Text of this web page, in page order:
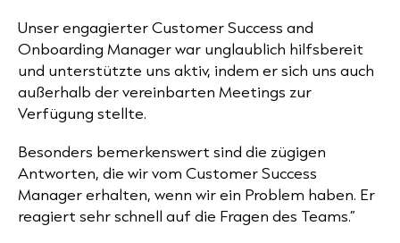
Unser engagierter Customer Success and
Onboarding Manager war unglaublich hilfsbereit
und unterstützte uns aktiv, indem er sich uns auch
außerhalb der vereinbarten Meetings zur
Verfügung stellte.
Besonders bemerkenswert sind die zügigen
Antworten, die wir vom Customer Success
Manager erhalten, wenn wir ein Problem haben. Er
reagiert sehr schnell auf die Fragen des Teams.”